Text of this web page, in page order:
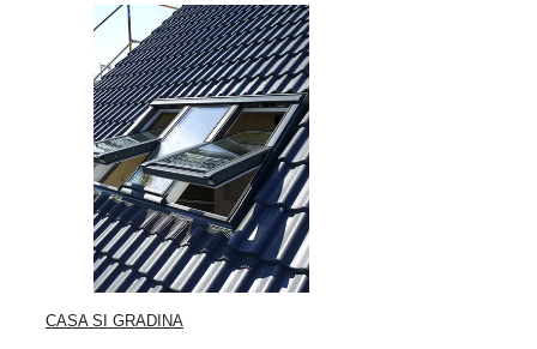
CASA SI GRADINA